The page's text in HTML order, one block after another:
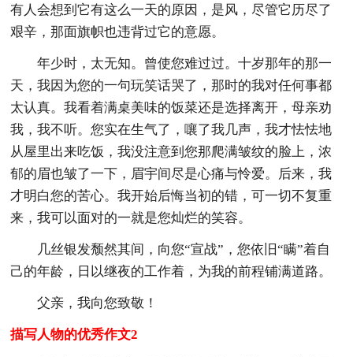
有人会想到它有这么一天的原因，是风，尽管它历尽了
艰辛，那面旗帜也违背过它的意愿。
年少时，太无知。曾使您难过过。十岁那年的那一
天，我因为您的一句玩笑话哭了，那时的我对任何事都
太认真。我看着满桌美味的饭菜还是选择离开，母亲劝
我，我不听。您实在生气了，嚷了我几声，我才怯怯地
从屋里出来吃饭，我没注意到您那爬满皱纹的脸上，浓
郁的眉也皱了一下，眉宇间尽是心痛与怜爱。后来，我
才明白您的苦心。我开始后悔当初的错，可一切不复重
来，我可以面对的一就是您灿烂的笑容。
几丝银发颓然其间，向您“宣战”，您依旧“瞒”着自
己的年龄，日以继夜的工作着，为我的前程铺满道路。
父亲，我向您致敬！
描写人物的优秀作文2